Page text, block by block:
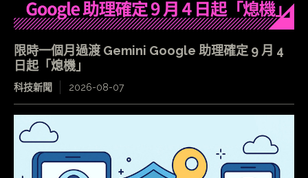
限時一個月過渡 Gemini Google 助理確定 9 月 4
日起「熄機」
科技新聞 2026-08-07